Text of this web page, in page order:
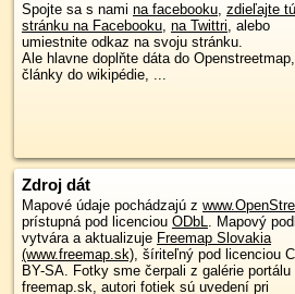
Spojte sa s nami na facebooku, zdieľajte
stránku na Facebooku, na Twittri, alebo
umiestnite odkaz na svoju stránku.
Ale hlavne doplňte dáta do Openstreetmap,
články do wikipédie, ...
Zdroj dát
Mapové údaje pochádzajú z
prístupná pod licenciou ODbL. Mapový
vytvára a aktualizuje Freemap Slovakia
(www.freemap.sk), šíriteľný pod licenciou
BY-SA. Fotky sme čerpali z galérie portálu
freemap.sk, autori fotiek sú uvedení pri